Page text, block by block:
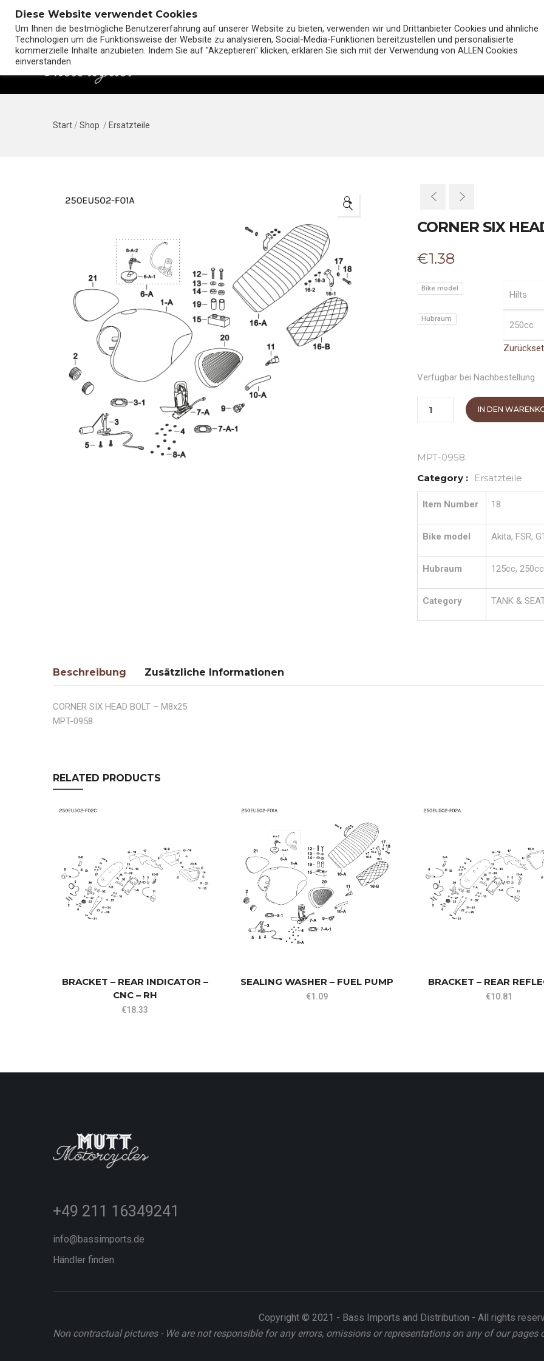
Start / Shop / Ersatzteile
🔍
CORNER SIX
€1.38
Bike model
Hubraum
Verfügbar bei Nachbestellung
IN DEN
MPT-0958.
Category :
Ersatzteile
Item Number 18
Bike model Akita, FSR,
Hubraum 125cc, 250cc
Category TANK &
Beschreibung Zusätzliche Informationen
CORNER SIX HEAD BOLT – M8x25
MPT-0958
RELATED PRODUCTS
BRACKET – REAR INDICATOR –
CNC – RH
€18.33
SEALING WASHER – FUEL PUMP
€1.09
BRACKET – REAR
€10.81
+49 211 16349241
info@bassimports.de
Händler finden
Copyright © 2021 - Bass Imports and Distribution - All rights
Non contractual pictures - We are not responsible for any errors, omissions or representations on any of our
Diese Website verwendet Cookies
Um Ihnen die bestmögliche Benutzererfahrung auf unserer Website zu bieten, verwenden wir und Drittanbieter Cookies und ähnliche
Technologien um die Funktionsweise der Website zu analysieren, Social-Media-Funktionen bereitzustellen und personalisierte
kommerzielle Inhalte anzubieten. Indem Sie auf "Akzeptieren" klicken, erklären Sie sich mit der Verwendung von ALLEN Cookies
einverstanden.